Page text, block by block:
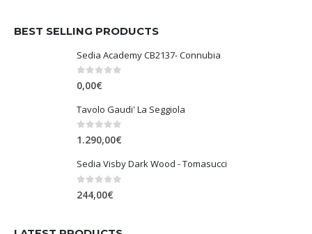
BEST SELLING PRODUCTS
Sedia Academy CB2137- Connubia
0 Su 5
0,00€
Tavolo Gaudi' La Seggiola
0 Su 5
1.290,00€
Sedia Visby Dark Wood - Tomasucci
0 Su 5
244,00€